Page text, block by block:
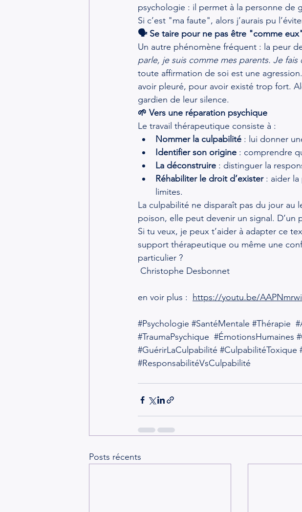
psychologie : il permet à la personne de
Si c’est "ma faute", alors j’aurais pu
🗣️ Se taire pour ne pas être "comme
Un autre phénomène fréquent : la peur
parle, je suis comme mes parents. Je
toute affirmation de soi est une
avoir pleuré, pour avoir existé trop fort.
gardien de leur silence.
🌱 Vers une réparation psychique
Le travail thérapeutique consiste à :
Nommer la culpabilité : lui donner
Identifier son origine : comprendre
La déconstruire : distinguer la
Réhabiliter le droit d’exister : aider la
limites.
La culpabilité ne disparaît pas du jour au
poison, elle peut devenir un signal. D’un
Si tu veux, je peux t’aider à adapter ce
support thérapeutique ou même une
particulier ?
Christophe Desbonnet
en voir plus : https://youtu.be/
#Psychologie #SantéMentale #Thérapie
#TraumaPsychique #ÉmotionsHumaines
#GuérirLaCulpabilité #CulpabilitéToxique
#ResponsabilitéVsCulpabilité
Posts récents